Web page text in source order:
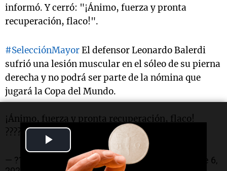
Video
informó. Y cerró: "¡Ánimo, fuerza y pronta
recuperación, flaco!".
#SelecciónMayorEl defensor Leonardo Balerdi
sufrió una lesión muscular en el sóleo de su pierna
derecha y no podrá ser parte de la nómina que
jugará la Copa del Mundo.
¡Ánimo, fuerza y pronta recuperación, flaco!
????????
pic.twitter.com/gMZAiS2b2k
— ???? Selección Argentina ??? (@Argentina)
June 6,